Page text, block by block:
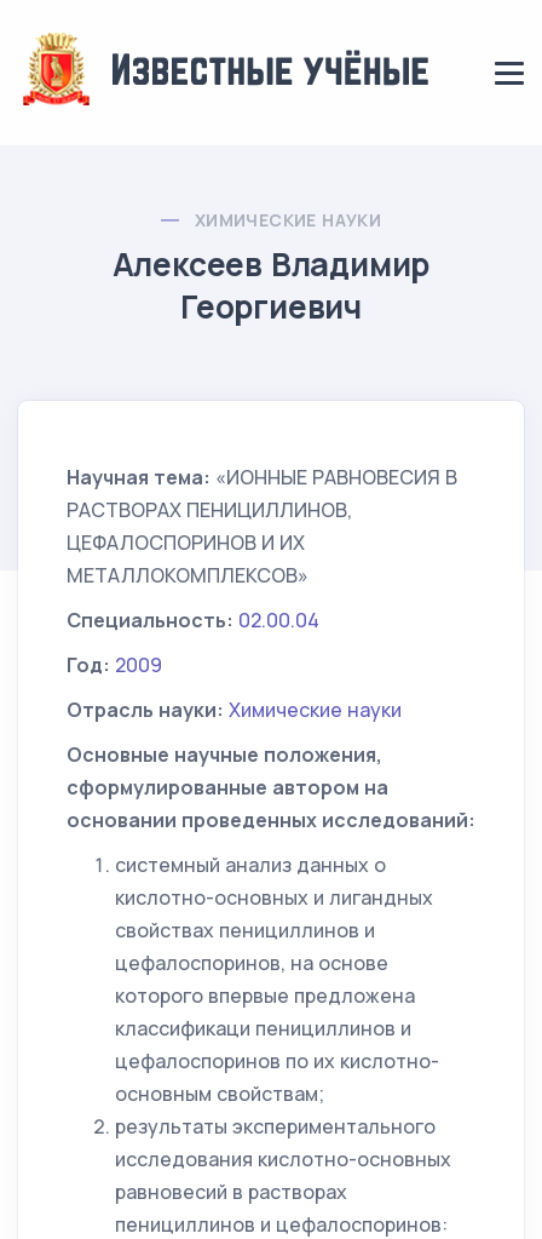
ХИМИЧЕСКИЕ НАУКИ
Алексеев Владимир
Георгиевич
Научная тема: «ИОННЫЕ РАВНОВЕСИЯ В
РАСТВОРАХ ПЕНИЦИЛЛИНОВ,
ЦЕФАЛОСПОРИНОВ И ИХ
МЕТАЛЛОКОМПЛЕКСОВ»
Специальность: 02.00.04
Год: 2009
Отрасль науки: Химические науки
Основные научные положения,
сформулированные автором на
основании проведенных исследований:
системный анализ данных о
кислотно-основных и лигандных
свойствах пенициллинов и
цефалоспоринов, на основе
которого впервые предложена
классификаци пенициллинов и
цефалоспоринов по их кислотно-
основным свойствам;
результаты экспериментального
исследования кислотно-основных
равновесий в растворах
пенициллинов и цефалоспоринов: